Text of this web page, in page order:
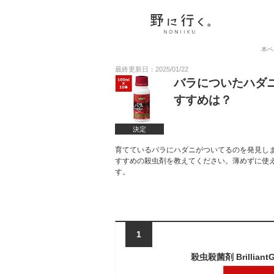
本
最終更新日：2025/01/22
決定
バラについたハダ
すすめは？
育てているバラにハダニがついてるのを発見
すすめの殺虫剤を教えてください。薄めずに
す。
1